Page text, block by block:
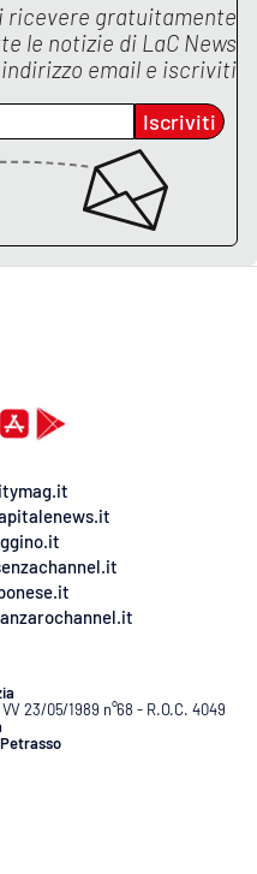
ricevere gratuitamente
le notizie di LaC News
email e iscriviti
Iscriviti
23/05/1989 n°68 - R.O.C. 4049